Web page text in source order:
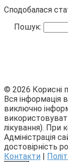
Сподобалася
Пошук:
© 2026 Корисні
Вся інформація
виключно
лікування). При
Адміністрація
достовірність
Контакти |